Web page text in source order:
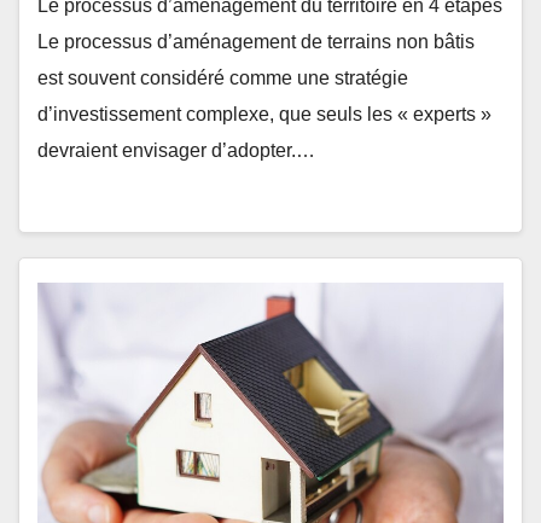
Le processus d’aménagement du territoire en 4 étapes
Le processus d’aménagement de terrains non bâtis
est souvent considéré comme une stratégie
d’investissement complexe, que seuls les « experts »
devraient envisager d’adopter.…